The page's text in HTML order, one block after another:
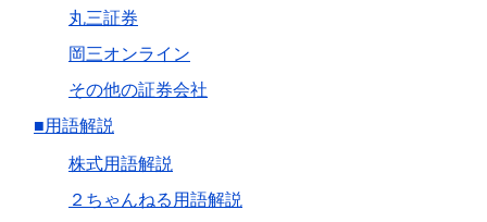
丸三証券
岡三オンライン
その他の証券会社
■用語解説
株式用語解説
２ちゃんねる用語解説